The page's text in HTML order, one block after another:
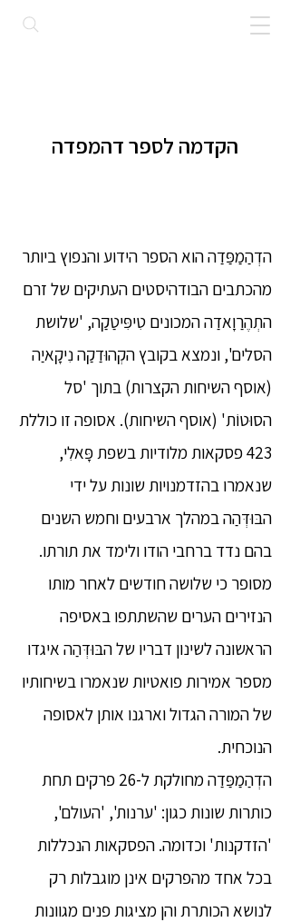
הקדמה לספר דהמפדה
הדְהַמַפַּדַה הוא הספר הידוע והנפוץ ביותר
מהכתבים הבודהיסטים העתיקים של זרם
התְהֶרַוָאדַה המכונים טִיפִּיטַקַה, 'שלושת
הסלים', ונמצא בקובץ הקְהוּדַקַה נִיקָאיַה
(אוסף השיחות הקצרות) בתוך 'סל
הסוּטוֹת' (אוסף השיחות). אסופה זו כוללת
423 פסקאות מלודיות בשפת פָּאלִי,
שנאמרו בהזדמנויות שונות על ידי
הבּוּדְּהַה במהלך ארבעים וחמש השנים
בהם נדד ברחבי הודו ולימד את תורתו.
מסופר כי שלושה חודשים לאחר מותו
הנזירים הערים שהשתתפו באסיפה
הראשונה לשינון דבריו של הבּוּדְּהַה איגדו
מספר אמירות פואטיות שנאמרו בשיחותיו
של המורה הגדול וארגנו אותן לאסופה
הנוכחית.
הדְהַמַפַּדַה מחולקת ל-26 פרקים תחת
כותרות שונות כגון: 'ערנות', 'העולם',
'הזדקנות' וכדומה. הפסקאות הנכללות
בכל אחד מהפרקים אינן מוגבלות רק
לנושא הכותרת והן מציגות פנים מגוונות